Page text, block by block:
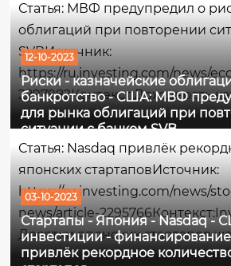
что на 32% меньше, чем за
период прошлого года.
Статья: МВФ предупредил о
облигаций при повторении
SVBИсточник:
https://ru.investing.com/news/
2297982Контекст:Доходность
облигаций достигла
одной из самых
облигаций США в истории. По
когда...
12-10-2023
Риски - казначейские
банкротство - США: МВФ
для рынка облигаций при
ситуации с банком SVB
Статья: Nasdaq привлёк
японских стартаповИсточник:
https://ru.investing.com/news/
news/article-
Десятки японских стартапов
листинг на бирже Nasdaq в
03-10-2023
Стартапы - Япония - Nasdaq -
инвестиции -
привлёк рекордное